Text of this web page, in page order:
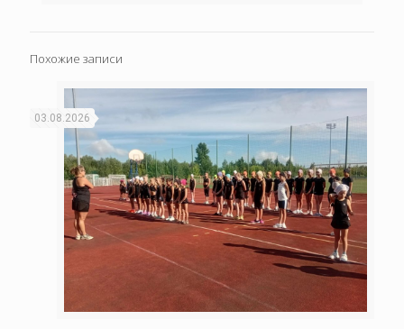
Похожие записи
03.08.2026